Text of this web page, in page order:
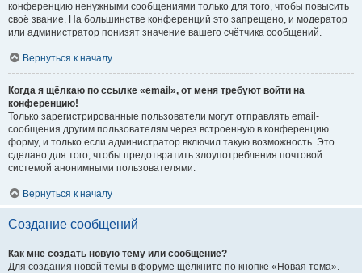
конференцию ненужными сообщениями только для того, чтобы повысить
своё звание. На большинстве конференций это запрещено, и модератор
или администратор понизят значение вашего счётчика сообщений.
Вернуться к началу
Когда я щёлкаю по ссылке «email», от меня требуют войти на
конференцию!
Только зарегистрированные пользователи могут отправлять email-
сообщения другим пользователям через встроенную в конференцию
форму, и только если администратор включил такую возможность. Это
сделано для того, чтобы предотвратить злоупотребления почтовой
системой анонимными пользователями.
Вернуться к началу
Создание сообщений
Как мне создать новую тему или сообщение?
Для создания новой темы в форуме щёлкните по кнопке «Новая тема».